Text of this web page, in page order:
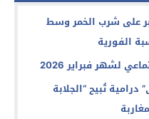
على شرب الخمر وسط
الفورية
لشهر فبراير 2026
تُبيح “الجلابة